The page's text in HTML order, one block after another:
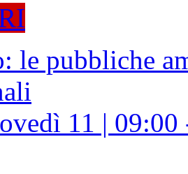
le pubbliche
11 |